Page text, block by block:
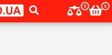
0 0